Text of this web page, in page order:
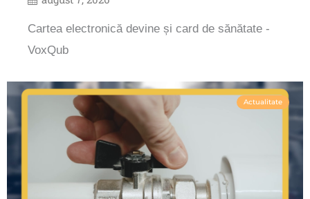
Cartea electronică devine și card de sănătate -
VoxQub
Actualitate